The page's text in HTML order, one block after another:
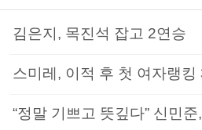
김은지, 목진석 잡고 2연승
스미레, 이적 후 첫 여자랭킹
“정말 기쁘고 뜻깊다” 신민